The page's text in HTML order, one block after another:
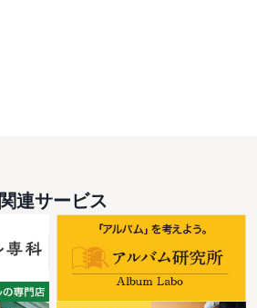
関連サービス